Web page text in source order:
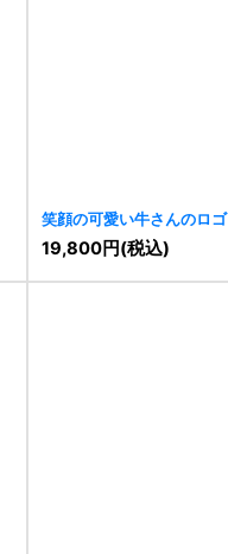
笑顔の可愛い牛さんのロゴ
19,800円(税込)